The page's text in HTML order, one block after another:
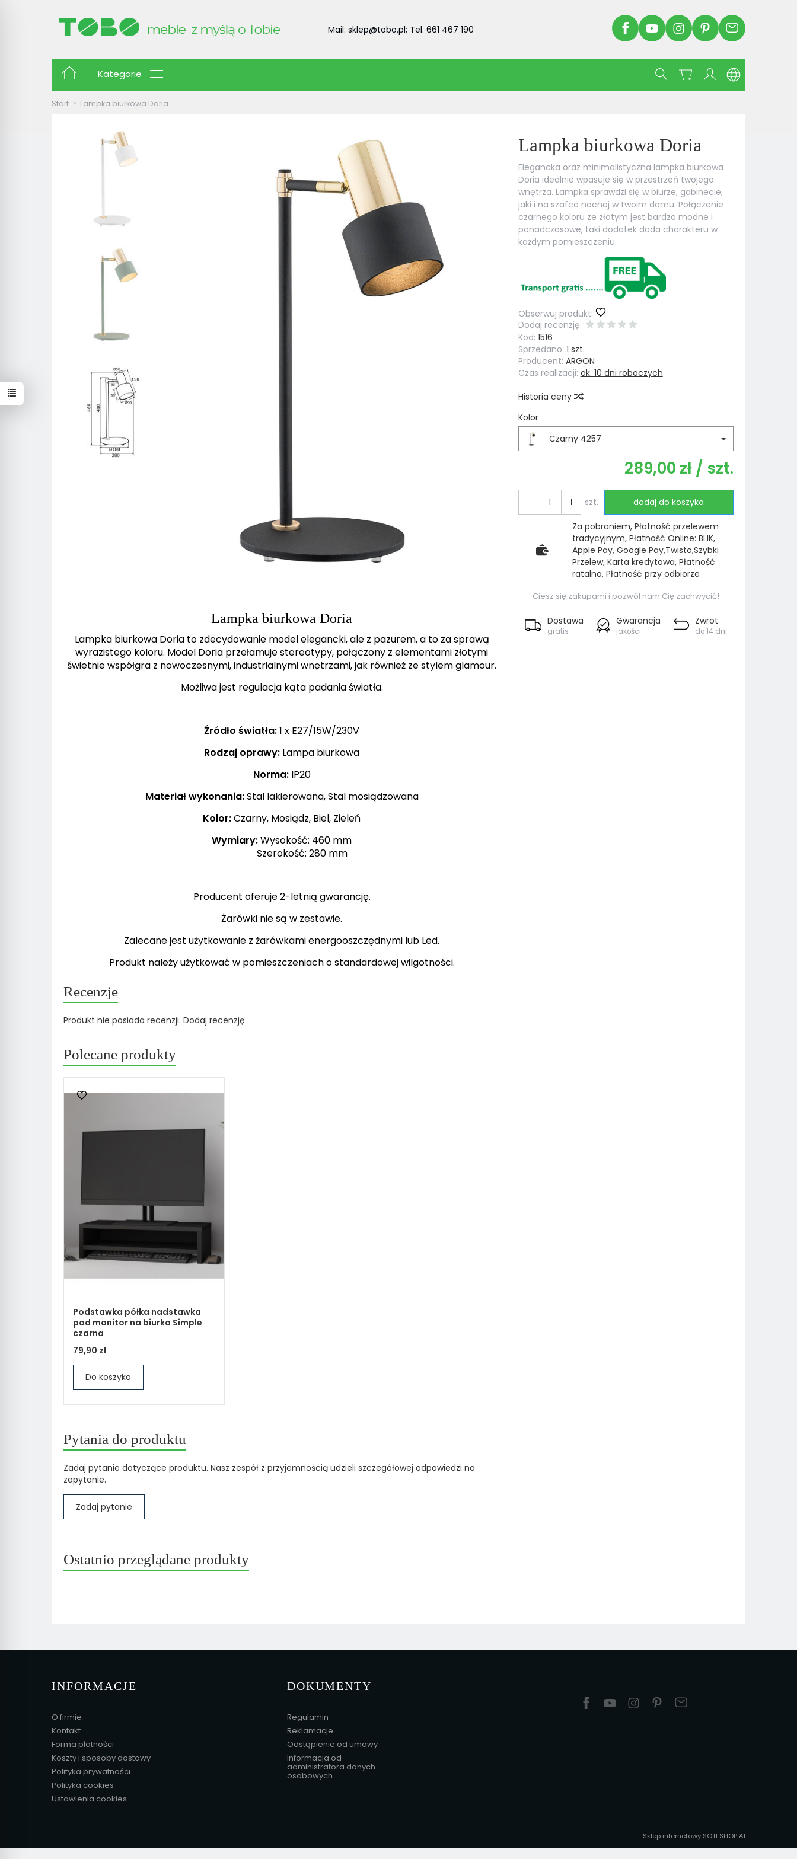
Mail: sklep@tobo.pl; Tel. 661 467 190
Kategorie
Start Lampka biurkowa Doria
Lampka biurkowa Doria
Elegancka oraz minimalistyczna lampka biurkowa
Doria idealnie wpasuje się w przestrzeń twojego
wnętrza. Lampka sprawdzi się w biurze, gabinecie,
jaki i na szafce nocnej w twoim domu. Połączenie
czarnego koloru ze złotym jest bardzo modne i
ponadczasowe, taki dodatek doda charakteru w
każdym pomieszczeniu.
Obserwuj produkt:
Dodaj recenzję:
Kod: 1516
Sprzedano: 1 szt.
Producent: ARGON
Czas realizacji: ok. 10 dni roboczych
Historia ceny
Kolor
Czarny 4257
289,00 zł / szt.
szt. dodaj do koszyka
Za pobraniem, Płatność przelewem
tradycyjnym, Płatność Online: BLIK,
Apple Pay, Google Pay,Twisto,Szybki
Przelew, Karta kredytowa, Płatność
ratalna, Płatność przy odbiorze
Ciesz się zakupami i pozwól nam Cię zachwycić!
Dostawa
gratis
Gwarancja
jakości
Zwrot
do 14 dni
Lampka biurkowa Doria
Lampka biurkowa Doria to zdecydowanie model elegancki, ale z pazurem, a to za sprawą
wyrazistego koloru. Model Doria przełamuje stereotypy, połączony z elementami złotymi
świetnie współgra z nowoczesnymi, industrialnymi wnętrzami, jak również ze stylem glamour.
Możliwa jest regulacja kąta padania światła.
Źródło światła:1 x E27/15W/230V
Rodzaj oprawy: Lampa biurkowa
Norma:IP20
Materiał wykonania:Stal lakierowana, Stal mosiądzowana
Kolor:Czarny, Mosiądz, Biel, Zieleń
Wymiary:Wysokość: 460 mm
Szerokość: 280 mm
Producent oferuje 2-letnią gwarancję.
Żarówki nie są w zestawie.
Zalecane jest użytkowanie z żarówkami energooszczędnymi lub Led.
Produkt należy użytkować w pomieszczeniach o standardowej wilgotności.
Recenzje
Produkt nie posiada recenzji. Dodaj recenzję
Polecane produkty
Podstawka półka nadstawka
pod monitor na biurko Simple
czarna
79,90 zł
Do koszyka
Pytania do produktu
Zadaj pytanie dotyczące produktu. Nasz zespół z przyjemnością udzieli szczegółowej odpowiedzi na
zapytanie.
Zadaj pytanie
Ostatnio przeglądane produkty
INFORMACJE
O firmie
Kontakt
Forma płatności
Koszty i sposoby dostawy
Polityka prywatności
Polityka cookies
Ustawienia cookies
DOKUMENTY
Regulamin
Reklamacje
Odstąpienie od umowy
Informacja od
administratora danych
osobowych
Sklep internetowy SOTESHOP AI